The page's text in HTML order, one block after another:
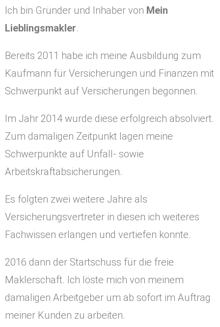
Ich bin Gründer und Inhaber von Mein
Lieblingsmakler.
Bereits 2011 habe ich meine Ausbildung zum
Kaufmann für Versicherungen und Finanzen mit
Schwerpunkt auf Versicherungen begonnen.
Im Jahr 2014 wurde diese erfolgreich absolviert.
Zum damaligen Zeitpunkt lagen meine
Schwerpunkte auf Unfall- sowie
Arbeitskraftabsicherungen.
Es folgten zwei weitere Jahre als
Versicherungsvertreter in diesen ich weiteres
Fachwissen erlangen und vertiefen konnte.
2016 dann der Startschuss für die freie
Maklerschaft. Ich löste mich von meinem
damaligen Arbeitgeber um ab sofort im Auftrag
meiner Kunden zu arbeiten.